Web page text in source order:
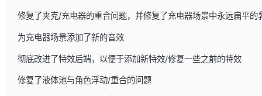
修复了夹克/充电器的重合问题，并修复了充电器场景中永远扁平的
为充电器场景添加了新的音效
彻底改进了特效后端，以便于添加新特效/修复一些之前的特效
修复了液体池与角色浮动/重合的问题